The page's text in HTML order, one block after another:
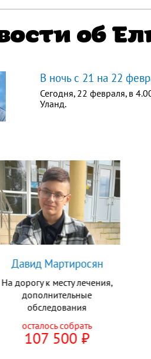
об
В ночь с 21 на 22
Сегодня, 22 февраля, в
Уланд.
Давид Мартиросян
На дорогу к месту лечения,
дополнительные
обследования
осталось собрать
107 500 ⃏